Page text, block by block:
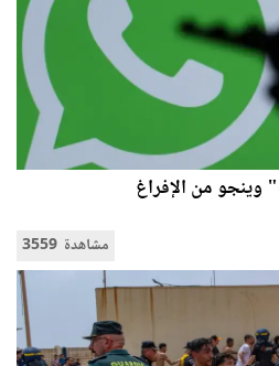
وينجو من الإفراغ
3559 مشاهدة